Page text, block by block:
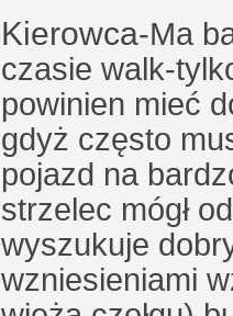
Kierowca-Ma
czasie walk-
powinien mieć
gdyż często
pojazd na
strzelec mógł
wyszukuje
wzniesieniami